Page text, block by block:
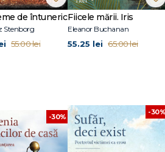
de întuneric
Stenborg
55.00 lei
Fiicele mării. Iris
Eleanor Buchanan
55.25 lei 65.00 lei
-30%
-30%